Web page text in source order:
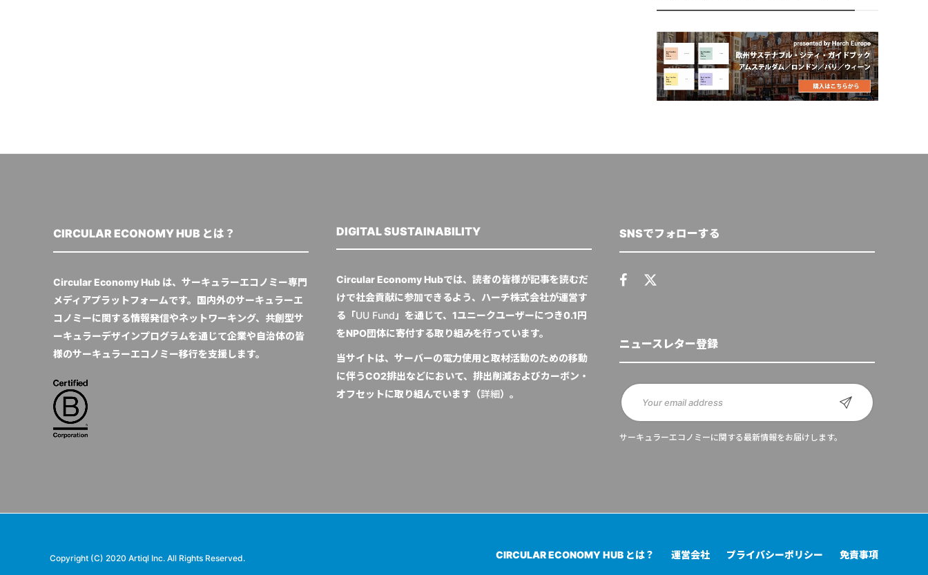
CIRCULAR ECONOMY HUB とは？
Circular Economy Hub は、サーキュラーエコノミー専門
メディアプラットフォームです。国内外のサーキュラーエ
コノミーに関する情報発信やネットワーキング、共創型サ
ーキュラーデザインプログラムを通じて企業や自治体の皆
様のサーキュラーエコノミー移行を支援します。
DIGITAL SUSTAINABILITY
Circular Economy Hubでは、読者の皆様が記事を読むだ
けで社会貢献に参加できるよう、ハーチ株式会社が運営す
る「UU Fund」を通じて、1ユニークユーザーにつき0.1円
をNPO団体に寄付する取り組みを行っています。
当サイトは、サーバーの電力使用と取材活動のための移動
に伴うCO2排出などにおいて、排出削減およびカーボン・
オフセットに取り組んでいます（詳細）。
SNSでフォローする
ニュースレター登録
サーキュラーエコノミーに関する最新情報をお届けします。
Copyright (C) 2020 Artiql Inc. All Rights Reserved. CIRCULAR ECONOMY HUB とは？ 運営会社 プライバシーポリシー 免責事項